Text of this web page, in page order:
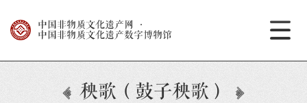
中国非物质文化遗产网
·
中国非物质文化遗产数字博物馆
秧歌（鼓子秧歌）